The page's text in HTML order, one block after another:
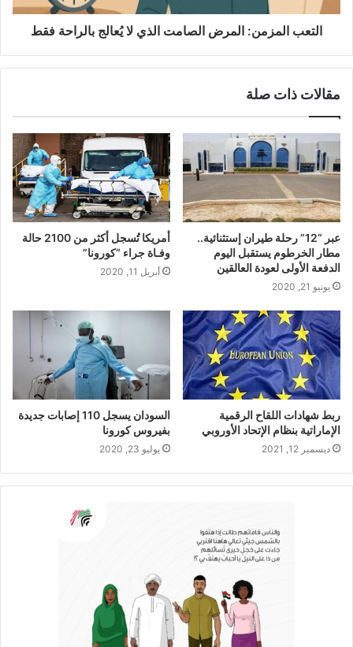
التعب المزمن: المرض الصامت الذي لا يُعالج بالراحة فقط
مقالات ذات صلة
عبر “12” رحلة طيران إستثنائية..
مطار الخرطوم يستقبل اليوم
الدفعة الأولى لعودة العالقين
يونيو 21, 2020
أمريكا تُسجل أكثر من 2100 حالة
وفـاة جراء “كورونا”
أبريل 11, 2020
ربط شهادات اللقاح الرقمية
الإماراتية بنظام الإتحاد الأوروبي
ديسمبر 12, 2021
السودان يسجل 110 إصابات جديدة
بفيروس كورونا
يوليو 23, 2020